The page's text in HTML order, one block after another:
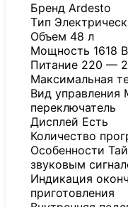
Бренд Ardesto
Tип
Объем 48 л
Мощность 1618
Питание 220 —
Максимальная
Вид управления
переключатель
Дисплей Есть
Количество
Особенности
звуковым
Индикация
приготовления